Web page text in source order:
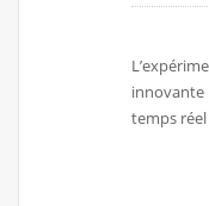
innovante
temps réel